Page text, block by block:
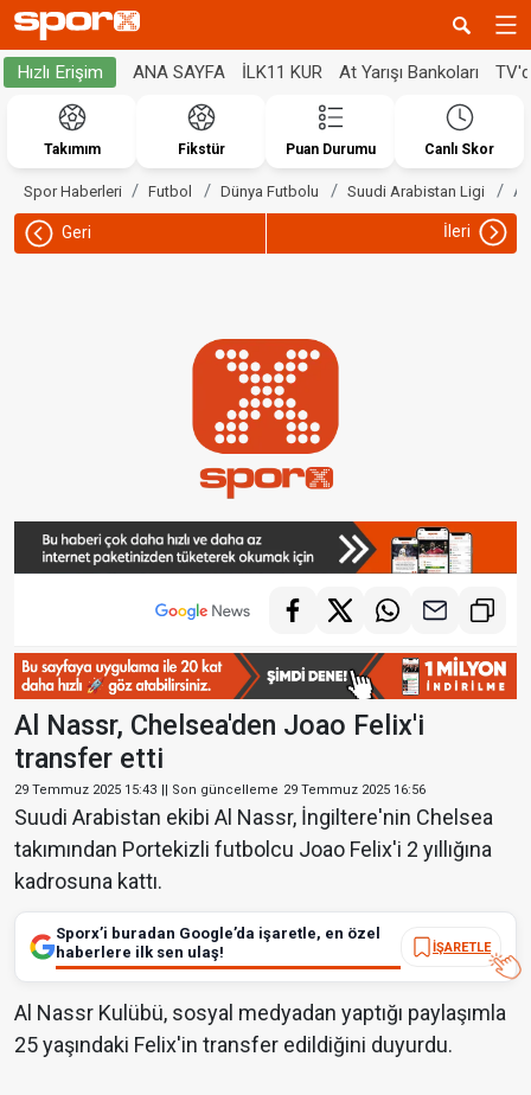
Hızlı Erişim ANA SAYFA İLK11 KUR At Yarışı Bankoları
Takımım Fikstür Puan Durumu Canlı Skor
Spor Haberleri Futbol Dünya Futbolu Suudi Arabistan Ligi
Geri İleri
Al Nassr, Chelsea'den Joao Felix'i
transfer etti
29 Temmuz 2025 15:43 || Son güncelleme 29 Temmuz 2025 16:56
Suudi Arabistan ekibi Al Nassr, İngiltere'nin Chelsea
takımından Portekizli futbolcu Joao Felix'i 2 yıllığına
kadrosuna kattı.
Sporx’i buradan Google’da işaretle, en özel
haberlere ilk sen ulaş!
İŞARETLE
Al Nassr Kulübü, sosyal medyadan yaptığı paylaşımla
25 yaşındaki Felix'in transfer edildiğini duyurdu.